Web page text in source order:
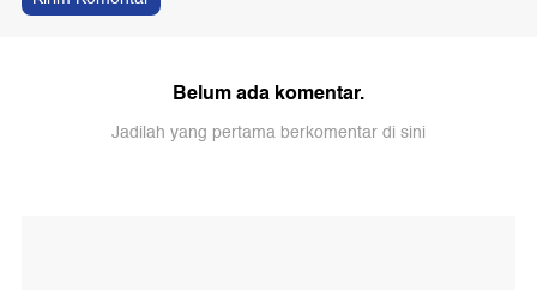
Belum ada komentar.
Jadilah yang pertama berkomentar di sini